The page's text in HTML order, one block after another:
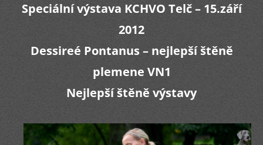
Speciální výstava KCHVO Telč – 15.září
2012
Dessireé Pontanus – nejlepší štěně
plemene VN1
Nejlepší štěně výstavy